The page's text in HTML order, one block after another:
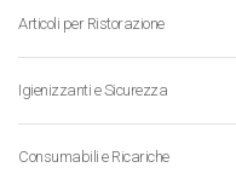
Articoli per Ristorazione
Igienizzanti e Sicurezza
Consumabili e Ricariche